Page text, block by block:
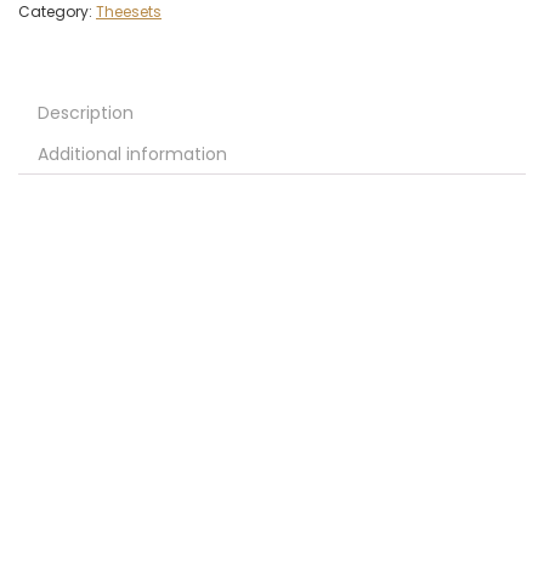
Category: Theesets
Description
Additional information